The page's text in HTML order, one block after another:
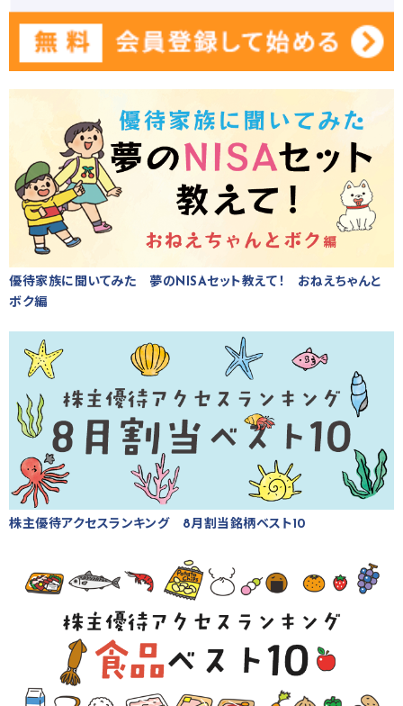
優待家族に聞いてみた 夢のNISAセット教えて！ おねえちゃんと
ボク編
株主優待アクセスランキング 8月割当銘柄ベスト10